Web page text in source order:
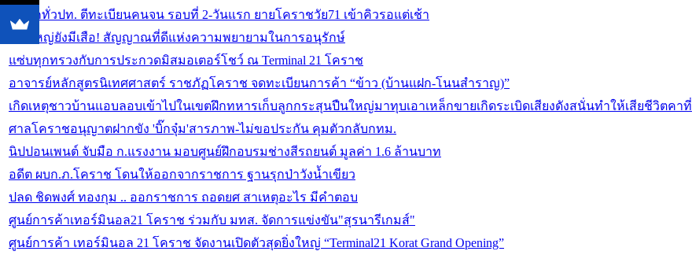
คึกคักทั่วปท. ตีทะเบียนคนจน รอบที่ 2-วันแรก ยายโคราชวัย71 เข้าคิวรอแต่เช้า
เขาใหญ่ยังมีเสือ! สัญญาณที่ดีแห่งความพยายามในการอนุรักษ์
แซ่บทุกทรวงกับการประกวดมิสมอเตอร์โชว์ ณ Terminal 21 โคราช
อาจารย์หลักสูตรนิเทศศาสตร์ ราชภัฏโคราช จดทะเบียนการค้า “ข้าว (บ้านแฝก-โนนสำราญ)”
เกิดเหตุชาวบ้านแอบลอบเข้าไปในเขตฝึกทหารเก็บลูกกระสุนปืนใหญ่มาทุบเอาเหล็กขายเกิดระเบิดเสียงดังสนั่นทำให้เสียชีวิตคาที่
ศาลโคราชอนุญาตฝากขัง 'บิ๊กจุ๋ม'สารภาพ-ไม่ขอประกัน คุมตัวกลับกทม.
นิปปอนเพนต์ จับมือ ก.แรงงาน มอบศูนย์ฝึกอบรมช่างสีรถยนต์ มูลค่า 1.6 ล้านบาท
อดีต ผบก.ภ.โคราช โดนให้ออกจากราชการ ฐานรุกป่าวังน้ำเขียว
ปลด ชิดพงศ์ ทองกุม .. ออกราชการ ถอดยศ สาเหตุอะไร มีคำตอบ
ศูนย์การค้าเทอร์มินอล21 โคราช ร่วมกับ มทส. จัดการแข่งขัน"สุรนารีเกมส์"
ศูนย์การค้า เทอร์มินอล 21 โคราช จัดงานเปิดตัวสุดยิ่งใหญ่ “Terminal21 Korat Grand Opening”